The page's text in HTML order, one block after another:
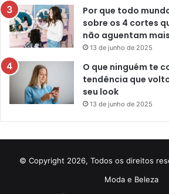
Por que todo
sobre os 4 cortes
não aguentam mais
13 de junho de 2025
O que ninguém te
tendência que
seu look
13 de junho de 2025
© Copyright 2026, Todos os direitos
Moda e Beleza